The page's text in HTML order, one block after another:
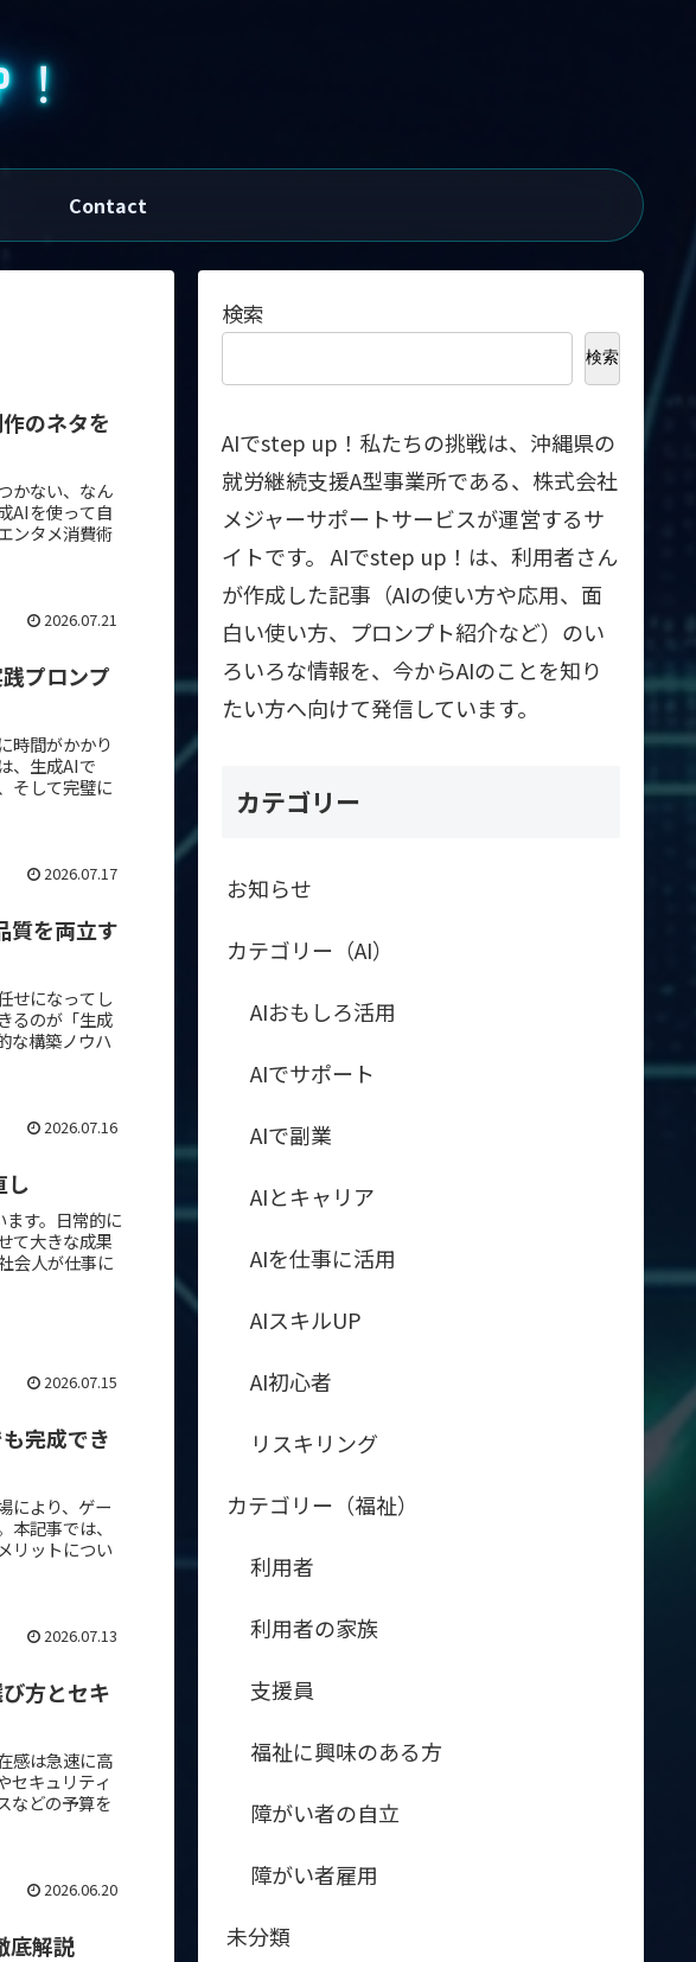
Contact
のネタを
かない、なん
AIを使って自
ンタメ消費術
2026.07.21
プロンプ
時間がかかり
、生成AIで
そして完璧に
2026.07.17
質を両立す
せになってし
るのが「生成
な構築ノウハ
2026.07.16
し
す。日常的に
て大きな成果
会人が仕事に
2026.07.15
完成でき
により、ゲー
記事では、
リットについ
2026.07.13
方とセキ
感は急速に高
セキュリティ
などの予算を
2026.06.20
底解説
検索
検索
AIでstep up！私たちの挑戦は、沖縄県の
就労継続支援A型事業所である、株式会社
メジャーサポートサービスが運営するサ
イトです。 AIでstep up！は、利用者さん
が作成した記事（AIの使い方や応用、面
白い使い方、プロンプト紹介など）のい
ろいろな情報を、今からAIのことを知り
たい方へ向けて発信しています。
カテゴリー
お知らせ
カテゴリー（AI）
AIおもしろ活用
AIでサポート
AIで副業
AIとキャリア
AIを仕事に活用
AIスキルUP
AI初心者
リスキリング
カテゴリー（福祉）
利用者
利用者の家族
支援員
福祉に興味のある方
障がい者の自立
障がい者雇用
未分類